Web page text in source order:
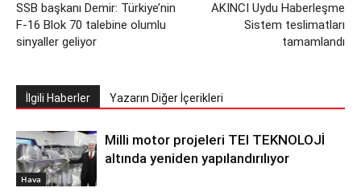
SSB başkanı Demir: Türkiye’nin
F-16 Blok 70 talebine olumlu
sinyaller geliyor
AKINCI Uydu Haberleşme
Sistem teslimatları
tamamlandı
İlgili Haberler Yazarın Diğer İçerikleri
Hava
Milli motor projeleri TEI TEKNOLOJİ
altında yeniden yapılandırılıyor